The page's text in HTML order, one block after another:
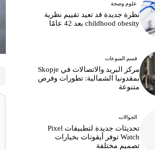
علوم وصحة
نظرة جديدة قد تعيد تقييم نظرية
childhood obesity بعد 42 عامًا
قسم المنوعات
مركز البريد والاتصالات في Skopje
بمقدونيا الشمالية: تطورات وفرص
متنوعة
الجوالات
تحديثات جديدة لتطبيقات Pixel
Watch توفر أيقونات بخيارات
تصميم مختلفة